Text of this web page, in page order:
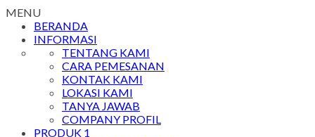
MENU
BERANDA
INFORMASI
TENTANG KAMI
CARA PEMESANAN
KONTAK KAMI
LOKASI KAMI
TANYA JAWAB
COMPANY PROFIL
PRODUK 1